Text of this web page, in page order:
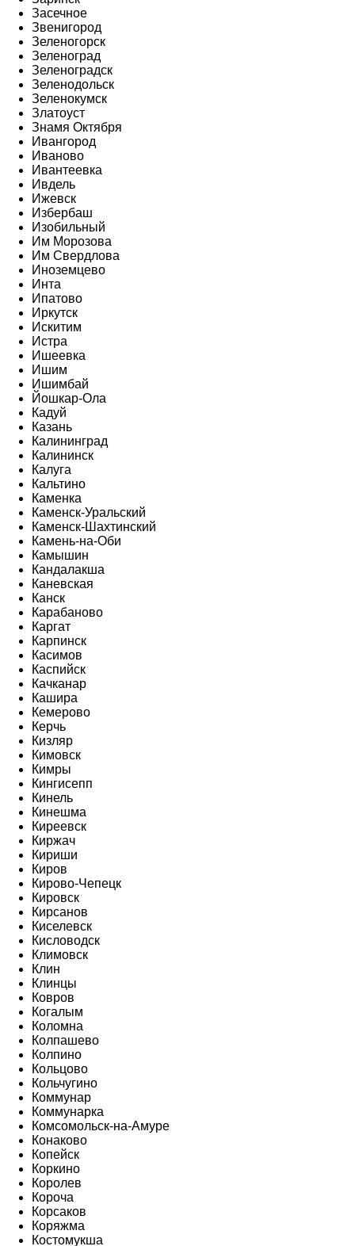
Засечное
Звенигород
Зеленогорск
Зеленоград
Зеленоградск
Зеленодольск
Зеленокумск
Златоуст
Знамя Октября
Ивангород
Иваново
Ивантеевка
Ивдель
Ижевск
Избербаш
Изобильный
Им Морозова
Им Свердлова
Иноземцево
Инта
Ипатово
Иркутск
Искитим
Истра
Ишеевка
Ишим
Ишимбай
Йошкар-Ола
Кадуй
Казань
Калининград
Калининск
Калуга
Кальтино
Каменка
Каменск-Уральский
Каменск-Шахтинский
Камень-на-Оби
Камышин
Кандалакша
Каневская
Канск
Карабаново
Каргат
Карпинск
Касимов
Каспийск
Качканар
Кашира
Кемерово
Керчь
Кизляр
Кимовск
Кимры
Кингисепп
Кинель
Кинешма
Киреевск
Киржач
Кириши
Киров
Кирово-Чепецк
Кировск
Кирсанов
Киселевск
Кисловодск
Климовск
Клин
Клинцы
Ковров
Когалым
Коломна
Колпашево
Колпино
Кольцово
Кольчугино
Коммунар
Коммунарка
Комсомольск-на-Амуре
Конаково
Копейск
Коркино
Королев
Короча
Корсаков
Коряжма
Костомукша